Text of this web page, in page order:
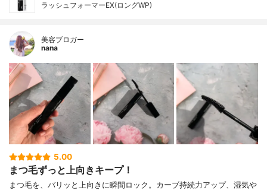
ラッシュフォーマーEX(ロングWP)
美容ブロガー
nana
5.00
まつ毛ずっと上向きキープ！
まつ毛を、バリッと上向きに瞬間ロック。カーブ持続力アップ、湿気や